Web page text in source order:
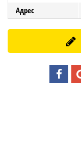
Адрес